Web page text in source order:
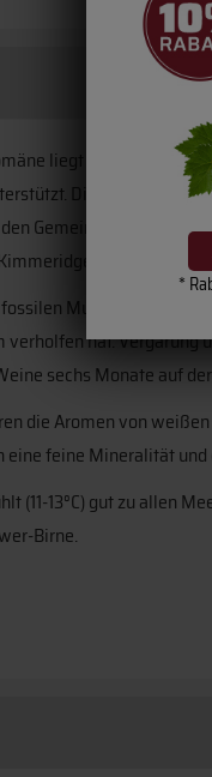
*
liegt in der Nähe
Die inzwischen
Gemeinden Lignolles,
Böden.
Muscheln
hat. Vergärung
sechs Monate auf
die Aromen von
feine Mineralität
(11-13°C) gut zu allen
Birne.